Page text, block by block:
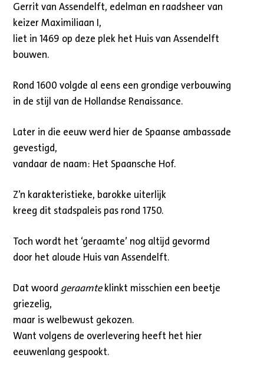
Gerrit van Assendelft, edelman en raadsheer van
keizer Maximiliaan I,
liet in 1469 op deze plek het Huis van Assendelft
bouwen.
Rond 1600 volgde al eens een grondige verbouwing
in de stijl van de Hollandse Renaissance.
Later in die eeuw werd hier de Spaanse ambassade
gevestigd,
vandaar de naam: Het Spaansche Hof.
Z’n karakteristieke, barokke uiterlijk
kreeg dit stadspaleis pas rond 1750.
Toch wordt het ‘geraamte’ nog altijd gevormd
door het aloude Huis van Assendelft.
Dat woord geraamteklinkt misschien een beetje
griezelig,
maar is welbewust gekozen.
Want volgens de overlevering heeft het hier
eeuwenlang gespookt.